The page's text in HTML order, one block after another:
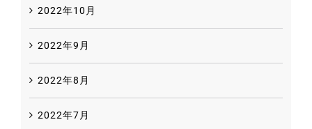
2022年10月
2022年9月
2022年8月
2022年7月